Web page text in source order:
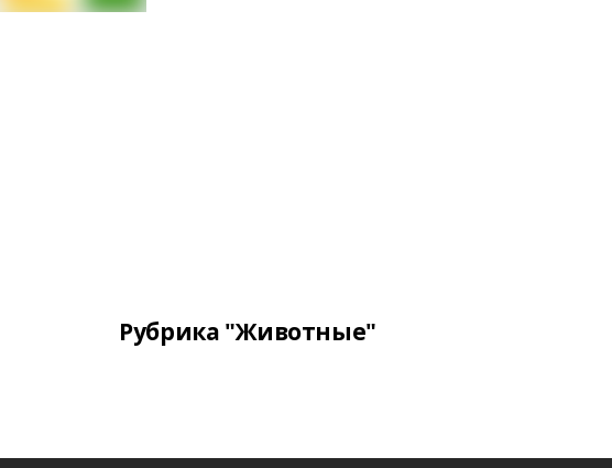
Рубрика "Животные"